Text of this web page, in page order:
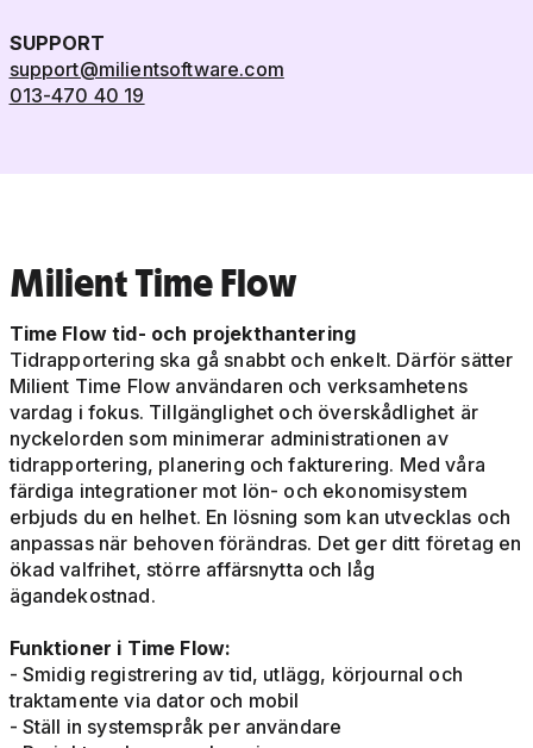
SUPPORT
support@milientsoftware.com
013-470 40 19
Milient Time Flow
Time Flow tid- och projekthantering
Tidrapportering ska gå snabbt och enkelt. Därför sätter
Milient Time Flow användaren och verksamhetens
vardag i fokus. Tillgänglighet och överskådlighet är
nyckelorden som minimerar administrationen av
tidrapportering, planering och fakturering. Med våra
färdiga integrationer mot lön- och ekonomisystem
erbjuds du en helhet. En lösning som kan utvecklas och
anpassas när behoven förändras. Det ger ditt företag en
ökad valfrihet, större affärsnytta och låg
ägandekostnad.
Funktioner i Time Flow:
- Smidig registrering av tid, utlägg, körjournal och
traktamente via dator och mobil
- Ställ in systemspråk per användare